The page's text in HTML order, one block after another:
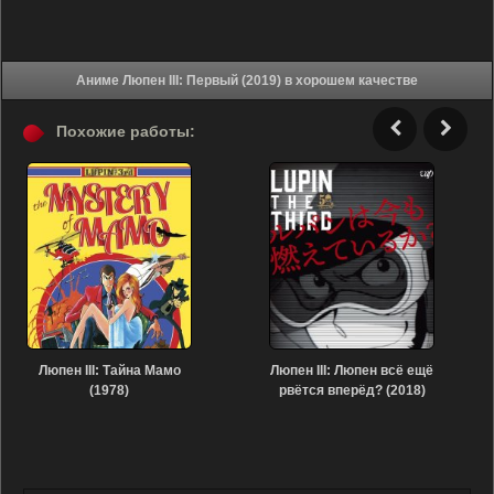
Аниме Люпен III: Первый (2019) в хорошем качестве
Похожие работы:
Люпен III: Тайна Мамо
(1978)
Люпен III: Люпен всё ещё
рвётся вперёд? (2018)